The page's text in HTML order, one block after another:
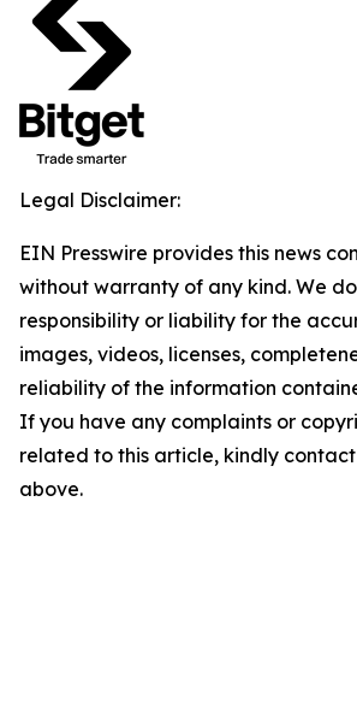
Legal Disclaimer:
EIN Presswire provides this news
without warranty of any kind. We
responsibility or liability for the
images, videos, licenses,
reliability of the information
If you have any complaints or
related to this article, kindly
above.